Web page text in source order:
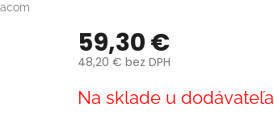
59,30 €
48,20 € bez DPH
cena:
Na sklade u dodávateľa